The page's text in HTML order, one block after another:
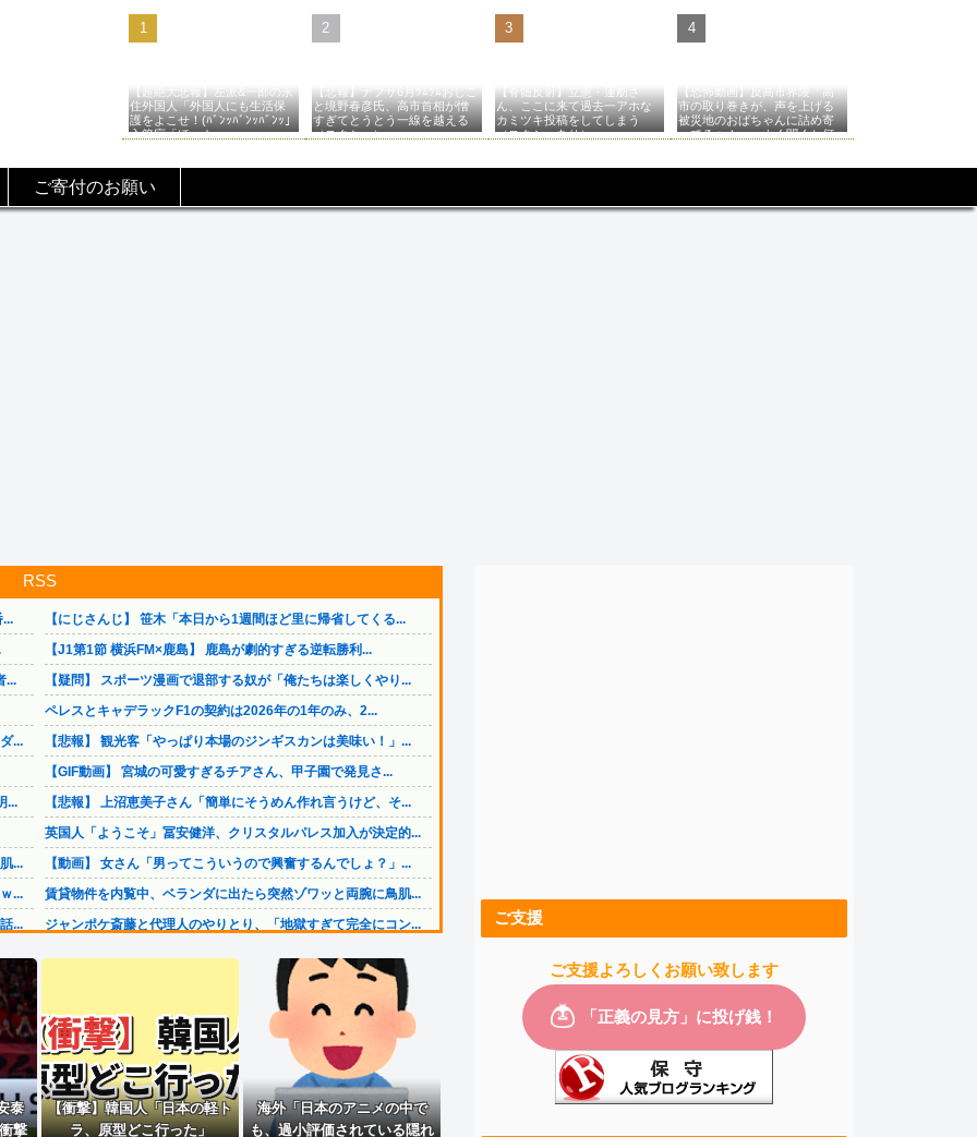
【超絶大悲報】左派&一部の永
住外国人「外国人にも生活保
護をよこせ！(ﾊﾞﾝｯﾊﾞﾝｯﾊﾞﾝｯ」
入管庁「ほーん…」→
【悲報】ナフサ6月ﾂﾑﾂﾑおじこ
と境野春彦氏、高市首相が憎
すぎてとうとう一線を越える
（スクショ）
【脊髄反射】立憲・蓮舫さ
ん、ここに来て過去一アホな
カミツキ投稿をしてしまう
（スクショあり）
【恐怖動画】反高市界隈「高
市の取り巻きが、声を上げる
被災地のおばちゃんに詰め寄
ってるぅ！」→よく聞くと何
ご寄付のお願い
RSS
...
...
...
...
...
...
...
...
【にじさんじ】 笹木「本日から1週間ほど里に帰省してくる...
【J1第1節 横浜FM×鹿島】 鹿島が劇的すぎる逆転勝利...
【疑問】 スポーツ漫画で退部する奴が「俺たちは楽しくやり...
ペレスとキャデラックF1の契約は2026年の1年のみ、2...
【悲報】 観光客「やっぱり本場のジンギスカンは美味い！」...
【GIF動画】 宮城の可愛すぎるチアさん、甲子園で発見さ...
【悲報】 上沼恵美子さん「簡単にそうめん作れ言うけど、そ...
英国人「ようこそ」冨安健洋、クリスタルパレス加入が決定的...
【動画】 女さん「男ってこういうので興奮するんでしょ？」...
賃貸物件を内覧中、ベランダに出たら突然ゾワッと両腕に鳥肌...
ジャンポケ斎藤と代理人のやりとり、「地獄すぎて完全にコン...
【画像】 日本共産党の街宣車、ほんと碌でもないな
積水ハウス「地面師に55億円騙し取られた…」ワイ「はえー...
【画像】 女漫画家しか描かないバトル漫画のワンシーンが発...
【怒報】 国税庁「あのさぁ！君らがちゃんと納税してくれな...
【悲報】 財務省「レジ都合で消費税を0％にできません！」...
【さようなら】れいわ大石あきこさん、離党報告&活動休止を...
泰
撃
【衝撃】韓国人「日本の軽ト
ラ、原型どこ行った」
海外「日本のアニメの中で
も、過小評価されている隠れ
ご支援
ご支援よろしくお願い致します